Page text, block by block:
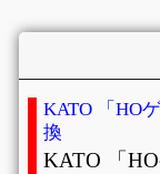
KATO 「HO
換
KATO 「